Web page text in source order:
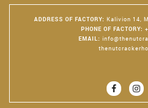
ADDRESS OF FACTORY: Kalivion 14,
PHONE OF FACTORY:
EMAIL :